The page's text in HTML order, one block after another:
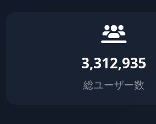
3,312,935
総ユーザー数